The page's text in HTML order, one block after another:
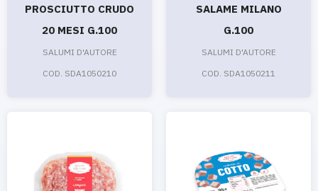
PROSCIUTTO CRUDO
20 MESI G.100
SALUMI D'AUTORE
COD. SDA1050210
SALAME MILANO
G.100
SALUMI D'AUTORE
COD. SDA1050211